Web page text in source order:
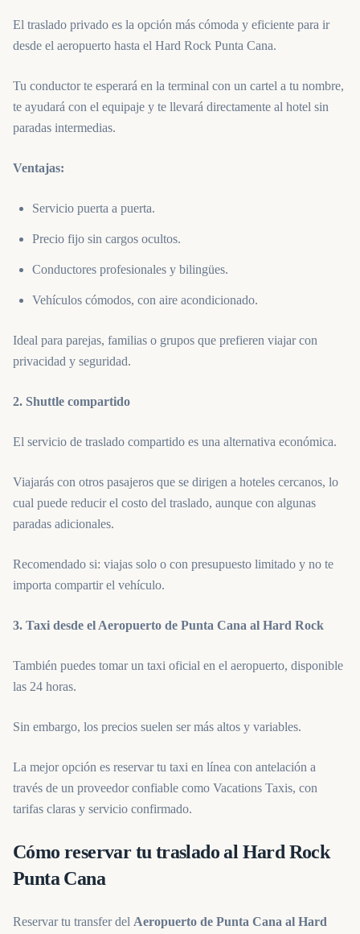
El traslado privado es la opción más cómoda y eficiente para ir
desde el aeropuerto hasta el Hard Rock Punta Cana.
Tu conductor te esperará en la terminal con un cartel a tu nombre,
te ayudará con el equipaje y te llevará directamente al hotel sin
paradas intermedias.
Ventajas:
Servicio puerta a puerta.
Precio fijo sin cargos ocultos.
Conductores profesionales y bilingües.
Vehículos cómodos, con aire acondicionado.
Ideal para parejas, familias o grupos que prefieren viajar con
privacidad y seguridad.
2. Shuttle compartido
El servicio de traslado compartido es una alternativa económica.
Viajarás con otros pasajeros que se dirigen a hoteles cercanos, lo
cual puede reducir el costo del traslado, aunque con algunas
paradas adicionales.
Recomendado si: viajas solo o con presupuesto limitado y no te
importa compartir el vehículo.
3. Taxi desde el Aeropuerto de Punta Cana al Hard Rock
También puedes tomar un taxi oficial en el aeropuerto, disponible
las 24 horas.
Sin embargo, los precios suelen ser más altos y variables.
La mejor opción es reservar tu taxi en línea con antelación a
través de un proveedor confiable como Vacations Taxis, con
tarifas claras y servicio confirmado.
Cómo reservar tu traslado al Hard Rock
Punta Cana
Reservar tu transfer del Aeropuerto de Punta Cana al Hard